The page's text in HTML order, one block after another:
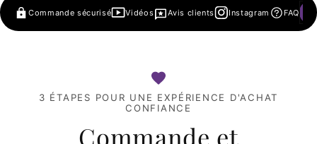
Commande sécurisé Vidéos Avis clients Instagram FAQ
3 ÉTAPES POUR UNE EXPÉRIENCE D'ACHAT
CONFIANCE
Commande et